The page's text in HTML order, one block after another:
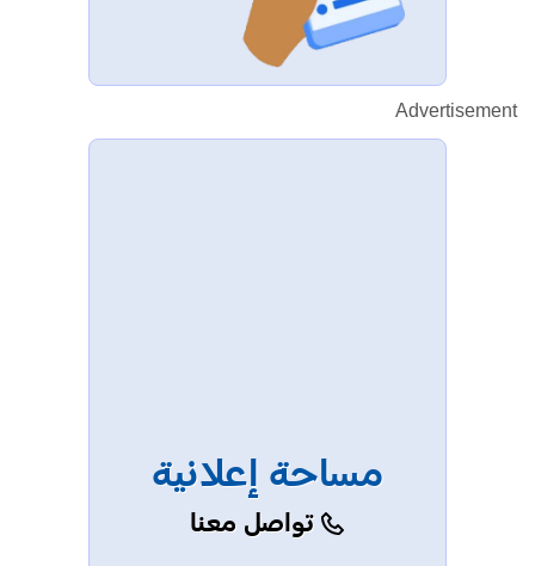
Advertisement
مساحة إعلانية
تواصل معنا